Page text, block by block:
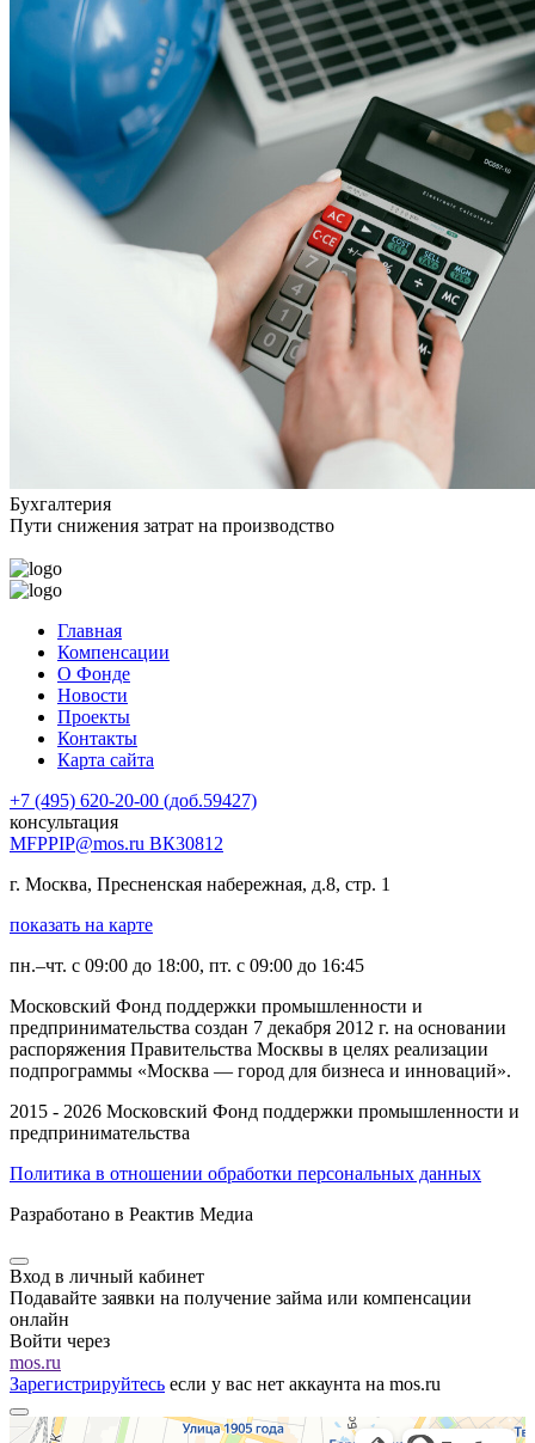
Бухгалтерия
Пути снижения затрат на производство
Главная
Компенсации
О Фонде
Новости
Проекты
Контакты
Карта сайта
+7 (495) 620-20-00 (доб.59427)
консультация
MFPPIP@mos.ru ВК30812
г. Москва, Пресненская набережная, д.8, стр. 1
показать на карте
пн.–чт. с 09:00 до 18:00, пт. с 09:00 до 16:45
Московский Фонд поддержки промышленности и
предпринимательства создан 7 декабря 2012 г. на основании
распоряжения Правительства Москвы в целях реализации
подпрограммы «Москва — город для бизнеса и инноваций».
2015 - 2026 Московский Фонд поддержки промышленности и
предпринимательства
Политика в отношении обработки персональных данных
Разработано в Реактив Медиа
Вход в личный кабинет
Подавайте заявки на получение займа или компенсации
онлайн
Войти через
mos.ru
Зарегистрируйтесь если у вас нет аккаунта на mos.ru